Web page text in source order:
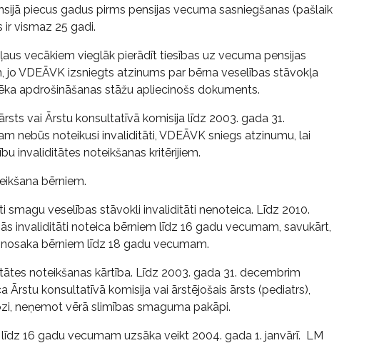
piecus gadus pirms pensijas vecuma sasniegšanas (pašlaik
ir vismaz 25 gadi.
vecākiem vieglāk pierādīt tiesības uz vecuma pensijas
VDEĀVK izsniegts atzinums par bērna veselības stāvokļa
apdrošināšanas stāžu apliecinošs dokuments.
vai Ārstu konsultatīvā komisija līdz 2003. gada 31.
nebūs noteikusi invaliditāti, VDEĀVK sniegs atzinumu, lai
invaliditātes noteikšanas kritērijiem.
bērniem.
smagu veselības stāvokli invaliditāti nenoteica. Līdz 2010.
invaliditāti noteica bērniem līdz 16 gadu vecumam, savukārt,
bērniem līdz 18 gadu vecumam.
noteikšanas kārtība. Līdz 2003. gada 31. decembrim
Ārstu konsultatīvā komisija vai ārstējošais ārsts (pediatrs),
neņemot vērā slimības smaguma pakāpi.
16 gadu vecumam uzsāka veikt 2004. gada 1. janvārī. LM